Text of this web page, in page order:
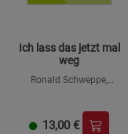
Ich lass das jetzt mal
weg
Ronald Schweppe,
13,00 €